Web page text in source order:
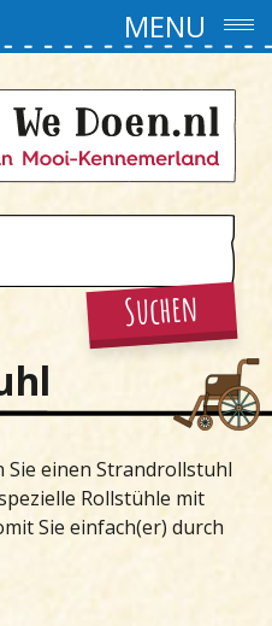
MENU
Suchen
Sie einen Strandrollstuhl
Rollstühle mit
Sie einfach(er) durch